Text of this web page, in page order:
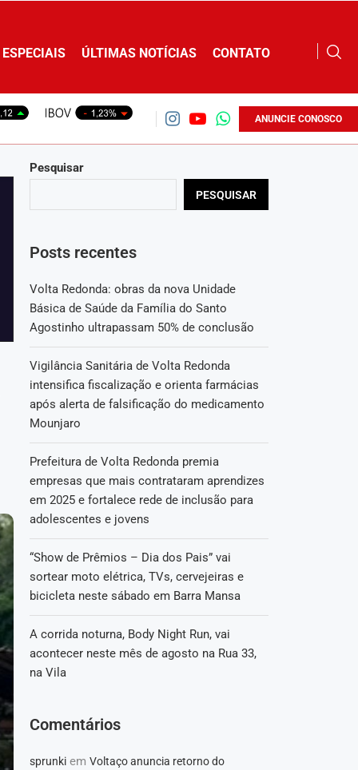
ESPECIAIS ÚLTIMAS NOTÍCIAS CONTATO
ANUNCIE CONOSCO
Pesquisar
PESQUISAR
Posts recentes
Volta Redonda: obras da nova Unidade
Básica de Saúde da Família do Santo
Agostinho ultrapassam 50% de conclusão
Vigilância Sanitária de Volta Redonda
intensifica fiscalização e orienta farmácias
após alerta de falsificação do medicamento
Mounjaro
Prefeitura de Volta Redonda premia
empresas que mais contrataram aprendizes
em 2025 e fortalece rede de inclusão para
adolescentes e jovens
“Show de Prêmios – Dia dos Pais” vai
sortear moto elétrica, TVs, cervejeiras e
bicicleta neste sábado em Barra Mansa
A corrida noturna, Body Night Run, vai
acontecer neste mês de agosto na Rua 33,
na Vila
Comentários
sprunkiem Voltaço anuncia retorno do